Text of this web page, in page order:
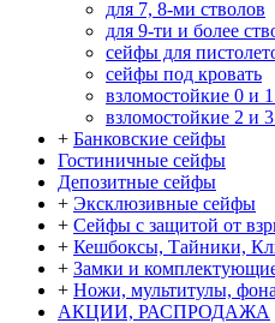
для 7, 8-ми стволов
для 9-ти и более
сейфы для
сейфы под кровать
взломостойкие 0 и 1
взломостойкие 2 и 3
+ Банковские сейфы
Гостиничные сейфы
Депозитные сейфы
+ Эксклюзивные сейфы
+ Сейфы с защитой от
+ Кешбоксы, Тайники,
+ Замки и
+ Ножи, мультитулы,
АКЦИИ, РАСПРОДАЖА